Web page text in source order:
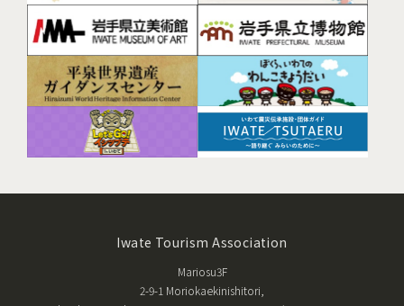
Iwate Tourism Association
Mariosu3F
2-9-1 Moriokaekinishitori,